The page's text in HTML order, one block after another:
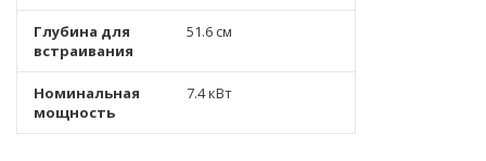
Глубина для
встраивания
51.6 см
Номинальная
мощность
7.4 кВт